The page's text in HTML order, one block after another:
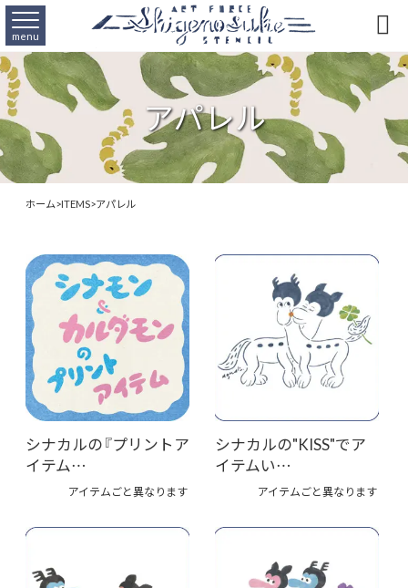
menu 
アパレル
ホーム>ITEMS>アパレル
シナカルの『プリントア
イテム…
アイテムごと異なります
シナカルの"KISS"でア
イテムい…
アイテムごと異なります